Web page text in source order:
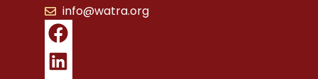
info@watra.org